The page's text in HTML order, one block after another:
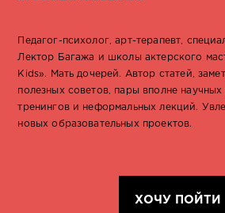
Педагог-психолог, арт-терапевт,
Лектор Багажа и школы актерского
Kids». Мать дочерей. Автор статей,
полезных советов, пары вполне
тренингов и неформальных лекций.
новых образовательных проектов.
ХОЧУ ПОЙТИ